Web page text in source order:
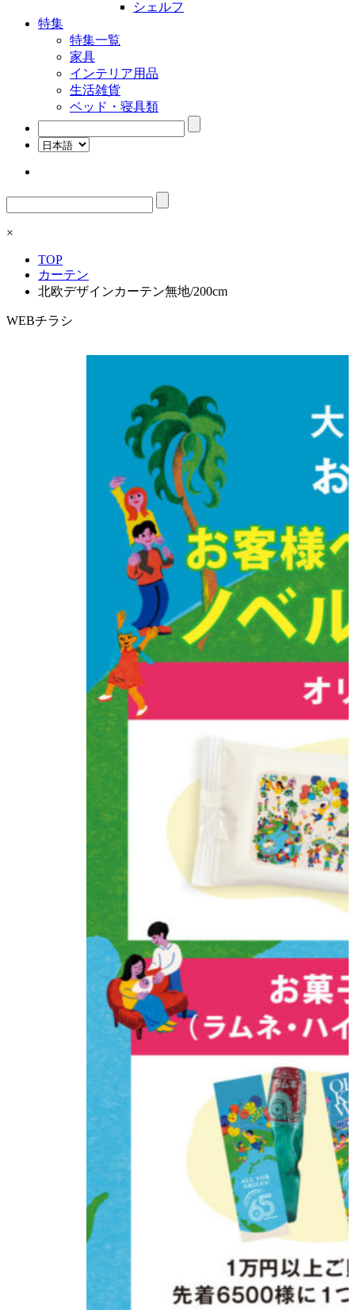
シェルフ
特集
特集一覧
家具
インテリア用品
生活雑貨
ベッド・寝具類
検
索:
検
索:
×
TOP
カーテン
北欧デザインカーテン無地/200cm
WEBチラシ